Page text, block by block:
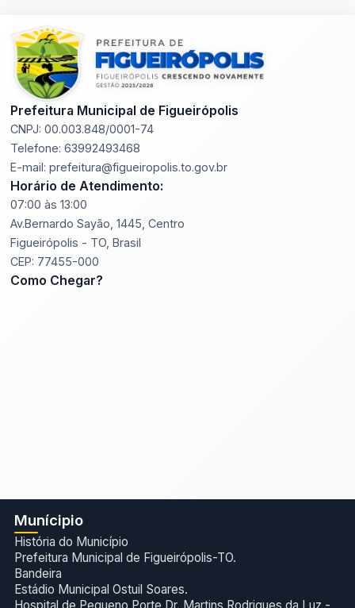
Prefeitura Municipal de Figueirópolis
CNPJ: 00.003.848/0001-74
Telefone: 63992493468
E-mail: prefeitura@figueiropolis.to.gov.br
Horário de Atendimento:
07:00 às 13:00
Av.Bernardo Sayão, 1445, Centro
Figueirópolis - TO, Brasil
CEP: 77455-000
Como Chegar?
Munícipio
História do Município
Prefeitura Municipal de Figueirópolis-TO.
Bandeira
Estádio Municipal Ostuil Soares.
Hospital de Pequeno Porte Dr. Martins Rodrigues da Luz -